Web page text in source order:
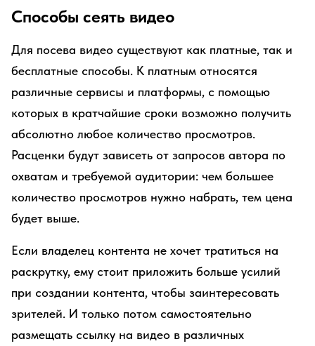
Способы сеять видео
Для посева видео существуют как платные, так и
бесплатные способы. К платным относятся
различные сервисы и платформы, с помощью
которых в кратчайшие сроки возможно получить
абсолютно любое количество просмотров.
Расценки будут зависеть от запросов автора по
охватам и требуемой аудитории: чем большее
количество просмотров нужно набрать, тем цена
будет выше.
Если владелец контента не хочет тратиться на
раскрутку, ему стоит приложить больше усилий
при создании контента, чтобы заинтересовать
зрителей. И только потом самостоятельно
размещать ссылку на видео в различных